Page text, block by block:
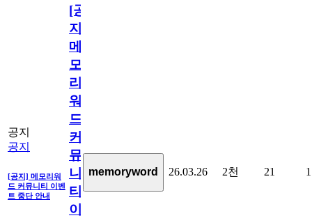
공지
공지
[공지] 메모리워
드 커뮤니티 이벤
트 중단 안내
[공
지]
메
모
리
워
드
커
뮤
니
티
이
memoryword 26.03.26 2천 21 1